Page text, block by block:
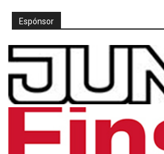
Espónsor